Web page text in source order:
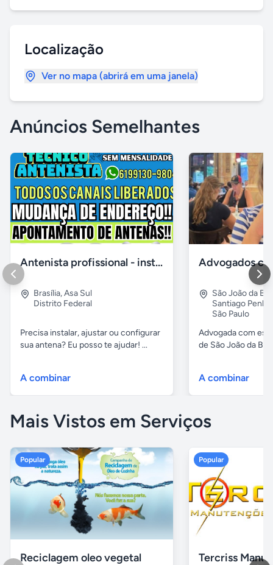
Localização
Ver no mapa (abrirá em uma janela)
Anúncios Semelhantes
Antenista profissional - instalador de antena digital no df
Brasília,Asa Sul
Distrito Federal
Precisa instalar, ajustar ou configurar
sua antena? Eu posso te ajudar! ...
A combinar
São João da
Santiago Penha
São Paulo
Advogada com
de São João da
A combinar
Mais Vistos em Serviços
Popular
Reciclagem oleo vegetal
Popular